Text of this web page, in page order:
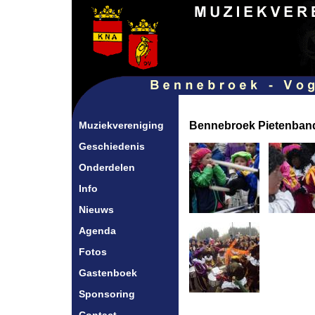
Muziekvereniging
Geschiedenis
Onderdelen
Info
Nieuws
Agenda
Fotos
Gastenboek
Sponsoring
Bennebroek